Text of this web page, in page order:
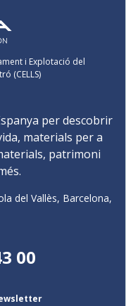
i Explotació del
(CELLS)
per descobrir
materials per a
patrimoni
del Vallès, Barcelona,
00